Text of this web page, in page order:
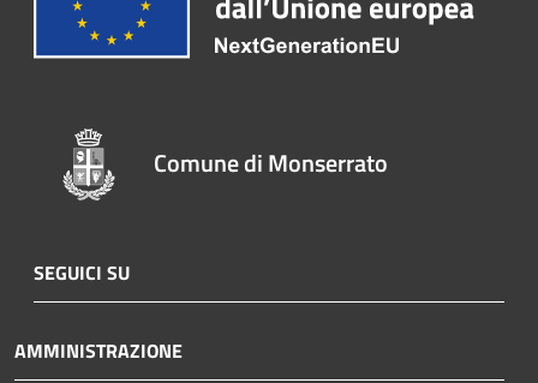
Comune di Monserrato
SEGUICI SU
AMMINISTRAZIONE